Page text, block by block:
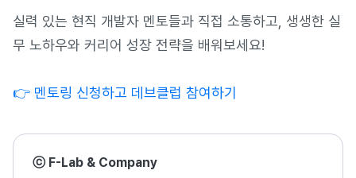
실력 있는 현직 개발자 멘토들과 직접 소통하고, 생생한 실
무 노하우와 커리어 성장 전략을 배워보세요!
👉 멘토링 신청하고 데브클럽 참여하기
ⓒ F-Lab & Company